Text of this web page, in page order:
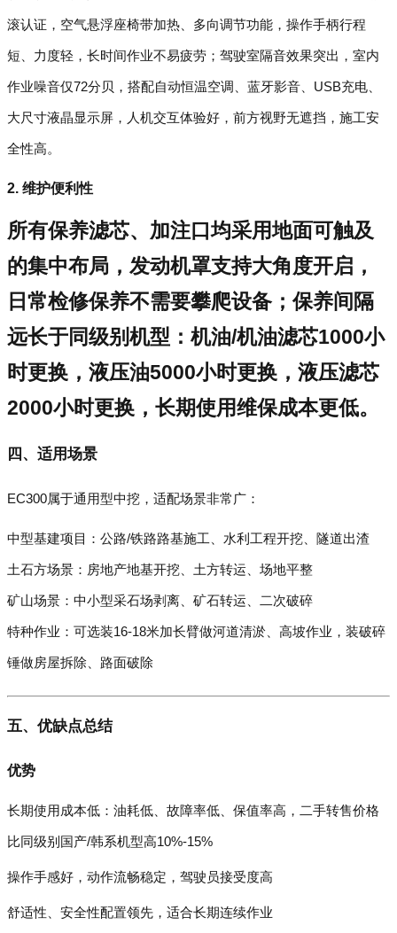
滚认证，空气悬浮座椅带加热、多向调节功能，操作手柄行程
短、力度轻，长时间作业不易疲劳；驾驶室隔音效果突出，室内
作业噪音仅72分贝，搭配自动恒温空调、蓝牙影音、USB充电、
大尺寸液晶显示屏，人机交互体验好，前方视野无遮挡，施工安
全性高。
2. 维护便利性
所有保养滤芯、加注口均采用地面可触及
的集中布局，发动机罩支持大角度开启，
日常检修保养不需要攀爬设备；保养间隔
远长于同级别机型：机油/机油滤芯1000小
时更换，液压油5000小时更换，液压滤芯
2000小时更换，长期使用维保成本更低。
四、适用场景
EC300属于通用型中挖，适配场景非常广：
中型基建项目：公路/铁路路基施工、水利工程开挖、隧道出渣
土石方场景：房地产地基开挖、土方转运、场地平整
矿山场景：中小型采石场剥离、矿石转运、二次破碎
特种作业：可选装16-18米加长臂做河道清淤、高坡作业，装破碎
锤做房屋拆除、路面破除
五、优缺点总结
优势
长期使用成本低：油耗低、故障率低、保值率高，二手转售价格
比同级别国产/韩系机型高10%-15%
操作手感好，动作流畅稳定，驾驶员接受度高
舒适性、安全性配置领先，适合长期连续作业